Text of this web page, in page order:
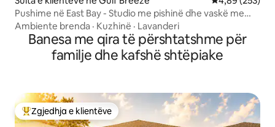
Pushime në East Bay - Studio me pishinë dhe vaskë me
hidromasazh
Ambiente brenda · Kuzhinë · Lavanderi
Banesa me qira të përshtatshme për
familje dhe kafshë shtëpiake
Më të mirat e zgjedhjeve të klientëve
Zgjedhja e klientëve